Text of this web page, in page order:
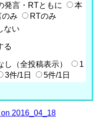
発言・RTともに
本
のみ
RTのみ
ない
る
し（全投稿表示）
1
3件/1日 5件/1日
2016_04_18